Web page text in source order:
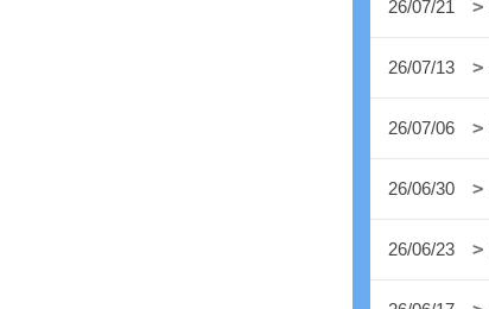
26/07/21
26/07/13
26/07/06
26/06/30
26/06/23